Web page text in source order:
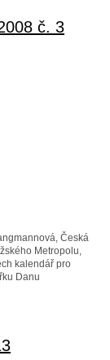
č. 3
Česká
Metropolu,
kalendář pro
Danu